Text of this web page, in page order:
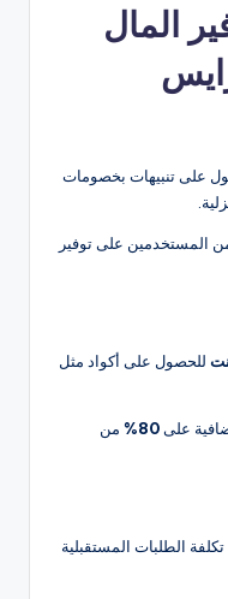
المال
على تنبيهات بخصومات
المستخدمين على توفير
للحصول على أكواد مثل
على 80%
من
الطلبات المستقبلية